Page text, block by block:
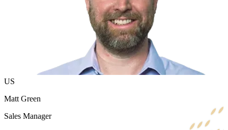
US
Matt Green
Sales Manager